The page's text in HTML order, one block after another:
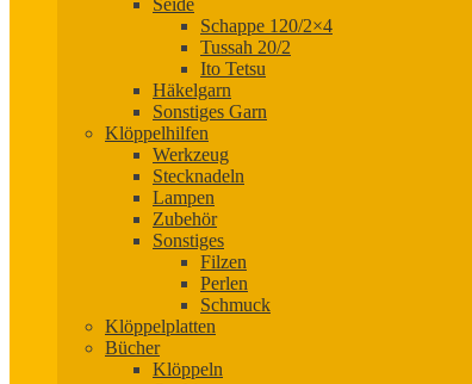
Seide
Schappe 120/2×4
Tussah 20/2
Ito Tetsu
Häkelgarn
Sonstiges Garn
Klöppelhilfen
Werkzeug
Stecknadeln
Lampen
Zubehör
Sonstiges
Filzen
Perlen
Schmuck
Klöppelplatten
Bücher
Klöppeln